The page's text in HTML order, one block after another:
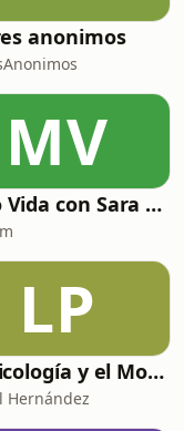
anonimos
MV
Modo Vida con Sara Manzaneque
LP
La Psicología y el Modelo Parcuve®
Hernández